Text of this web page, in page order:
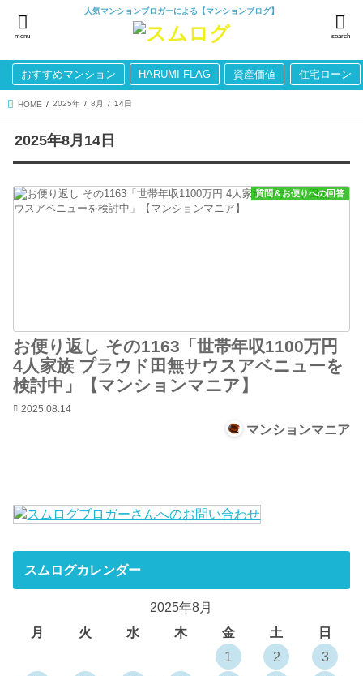
人気マンションブロガーによる【マンションブログ】
search
menu
おすすめマンション HARUMI FLAG 資産価値 住宅ローン
HOME 2025年 8月 14日
2025年8月14日
質問＆お便りへの回答
お便り返し その1163「世帯年収1100万円
4人家族 プラウド田無サウスアベニューを
検討中」【マンションマニア】
2025.08.14
マンションマニア
スムログカレンダー
2025年8月
月
火 水 木 金 土
日
1
2
3